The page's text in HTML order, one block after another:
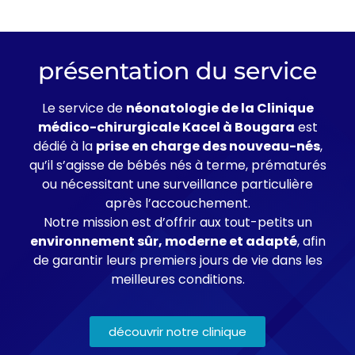
présentation du service
Le service de néonatologie de la Clinique
médico-chirurgicale Kacel à Bougara est
dédié à la prise en charge des nouveau-nés,
qu’il s’agisse de bébés nés à terme, prématurés
ou nécessitant une surveillance particulière
après l’accouchement.
Notre mission est d’offrir aux tout-petits un
environnement sûr, moderne et adapté, afin
de garantir leurs premiers jours de vie dans les
meilleures conditions.
découvrir notre clinique